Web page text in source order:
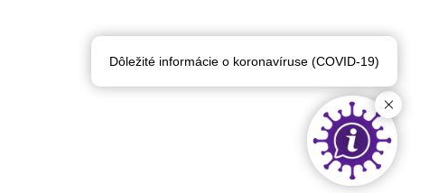
Dôležité informácie o koronavíruse (COVID-19)